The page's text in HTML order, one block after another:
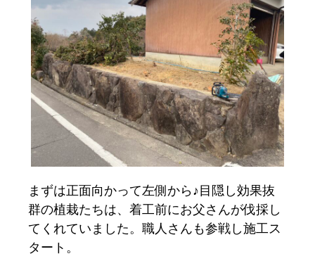
まずは正面向かって左側から♪目隠し効果抜
群の植栽たちは、着工前にお父さんが伐採し
てくれていました。職人さんも参戦し施工ス
タート。